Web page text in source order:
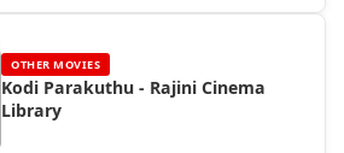
OTHER MOVIES
Kodi Parakuthu - Rajini Cinema
Library